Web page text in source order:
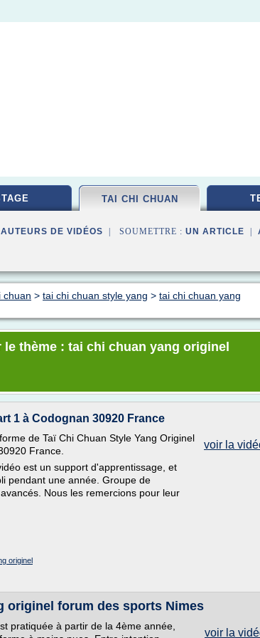
TAI CHI CHUAN
AUTEURS DE VIDÉOS | SOUMETTRE : UN ARTICLE
chuan > tai chi chuan style yang > tai chi chuan yang
thème : tai chi chuan yang originel
1 à Codognan 30920 France
voir la
de Taï Chi Chuan Style Yang Originel
France.
est un support d'apprentissage, et
pendant une année. Groupe de
Nous les remercions pour leur
originel
originel forum des sports Nimes
voir la
pratiquée à partir de la 4ème année,